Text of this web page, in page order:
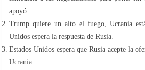
apoyó.
Trump quiere un alto el fuego, Ucrania
Unidos espera la respuesta de Rusia.
Estados Unidos espera que Rusia acepte la
Ucrania.